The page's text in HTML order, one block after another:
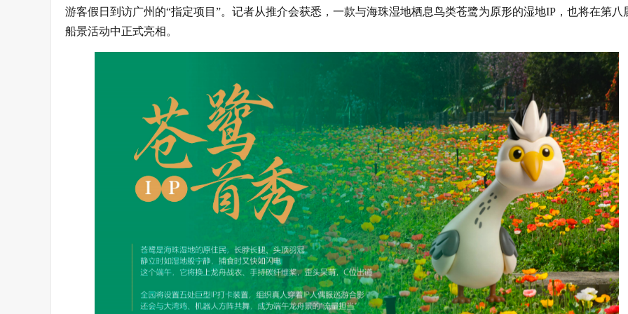
游客假日到访广州的“指定项目”。记者从推介会获悉，一款与海珠湿地栖息鸟类苍鹭为原形的湿地IP，也将在第八
船景活动中正式亮相。